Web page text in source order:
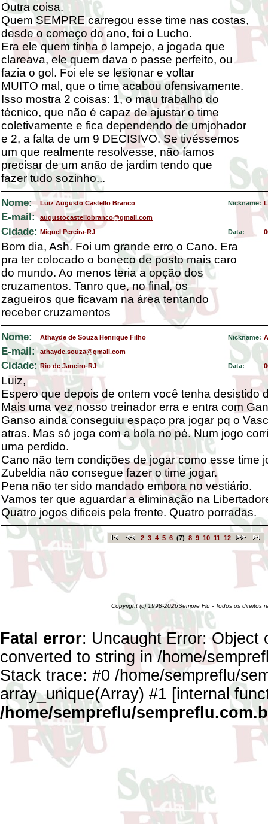
Outra coisa.
Quem SEMPRE carregou esse time nas costas,
desde o começo do ano, foi o Lucho.
Era ele quem tinha o lampejo, a jogada que
clareava, ele quem dava o passe perfeito, ou
fazia o gol. Foi ele se lesionar e voltar
MUITO mal, que o time acabou ofensivamente.
Isso mostra 2 coisas: 1, o mau trabalho do
técnico, que não é capaz de ajustar o time
coletivamente e fica dependendo de umjohador
e 2, a falta de um 9 DECISIVO. Se tivéssemos
um que realmente resolvesse, não íamos
precisar de um anão de jardim tendo que
fazer tudo sozinho...
Nome: Luiz Augusto Castello Branco Nickname:
E-mail: augustocastellobranco@gmail.com
Cidade: Miguel Pereira-RJ Data:
Bom dia, Ash. Foi um grande erro o Cano. Era
pra ter colocado o boneco de posto mais caro
do mundo. Ao menos teria a opção dos
cruzamentos. Tanro que, no final, os
zagueiros que ficavam na área tentando
receber cruzamentos
Nome: Athayde de Souza Henrique Filho Nickname:
E-mail: athayde.souza@gmail.com
Cidade: Rio de Janeiro-RJ Data:
Luiz,
Espero que depois de ontem você tenha desistido
Mais uma vez nosso treinador erra e entra com
Ganso ainda conseguiu espaço pra jogar pq o
atras. Mas só joga com a bola no pé. Num jogo
uma perdido.
Cano não tem condições de jogar como esse time
Zubeldia não consegue fazer o time jogar.
Pena não ter sido mandado embora no vestiário.
Vamos ter que aguardar a eliminação na
Quatro jogos dificeis pela frente. Quatro porradas.
2 3 4 5 6 (7) 8 9 10 11 12
Copyright (c) 1998-2026Sempre Flu - Todos os direitos
Fatal error: Uncaught Error: Object
converted to string in /home/
Stack trace: #0 /home/sempreflu/
array_unique(Array) #1 [internal
/home/sempreflu/